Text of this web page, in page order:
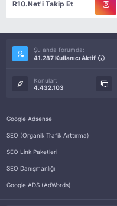
R10.Net'i Takip Et
Şu anda forumda:
41.287 Kullanıcı Aktif
Konular:
4.432.103
Google Adsense
SEO (Organik Trafik Arttırma)
SEO Link Paketleri
SEO Danışmanlığı
Google ADS (AdWords)